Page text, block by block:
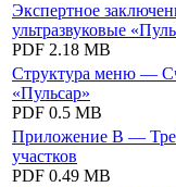
Экспертное
ультразвуковые
PDF 2.18 MB
Структура меню —
«Пульсар»
PDF 0.5 MB
Приложение В —
участков
PDF 0.49 MB